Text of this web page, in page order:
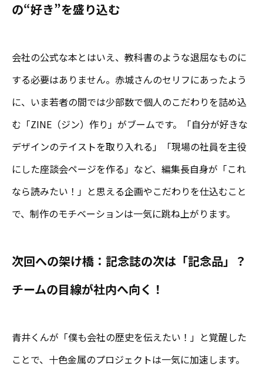
の“好き”を盛り込む
会社の公式な本とはいえ、教科書のような退屈なものに
する必要はありません。赤城さんのセリフにあったよう
に、いま若者の間では少部数で個人のこだわりを詰め込
む「ZINE（ジン）作り」がブームです。「自分が好きな
デザインのテイストを取り入れる」「現場の社員を主役
にした座談会ページを作る」など、編集長自身が「これ
なら読みたい！」と思える企画やこだわりを仕込むこと
で、制作のモチベーションは一気に跳ね上がります。
次回への架け橋：記念誌の次は「記念品」？
チームの目線が社内へ向く！
青井くんが「僕も会社の歴史を伝えたい！」と覚醒した
ことで、十色金属のプロジェクトは一気に加速します。